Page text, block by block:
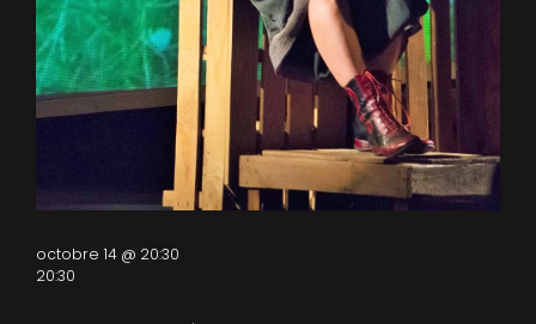
octobre 14 @ 20:30
20:30